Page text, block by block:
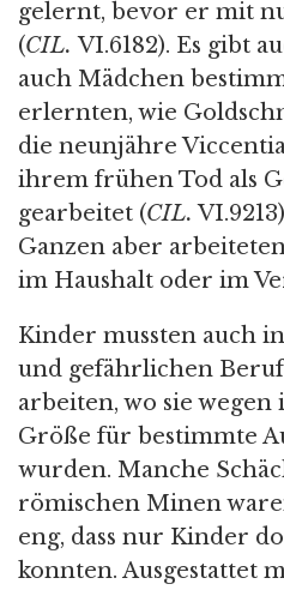
gelernt, bevor er mit
(CIL.VI.6182). Es gibt
auch Mädchen
erlernten, wie
die neunjähre
ihrem frühen Tod als
gearbeitet (CIL.
Ganzen aber
im Haushalt oder im
Kinder mussten auch
und gefährlichen
arbeiten, wo sie
Größe für bestimmte
wurden. Manche
römischen Minen
eng, dass nur Kinder
konnten. Ausgestattet